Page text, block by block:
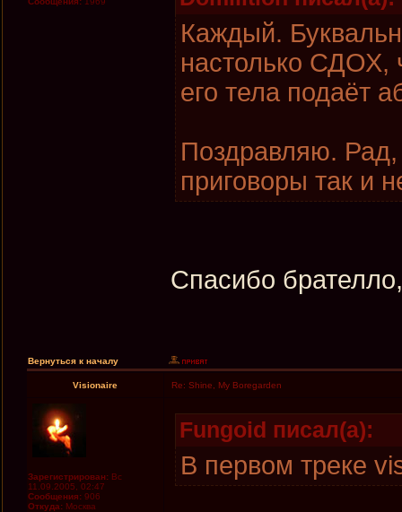
Каждый.
настолько СДОХ,
его тела подаёт
Поздравляю.
приговоры так и
Спасибо
Вернуться к началу
Visionaire Re: Shine, My Boregarden
Зарегистрирован: Вс
11.09.2005, 02:47
Сообщения: 906
Откуда: Москва
Fungoid писал(а):
В первом треке